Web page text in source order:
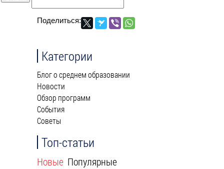
Поделиться:
Категории
Блог о среднем образовании
Новости
Обзор программ
События
Советы
Топ-статьи
Новые Популярные